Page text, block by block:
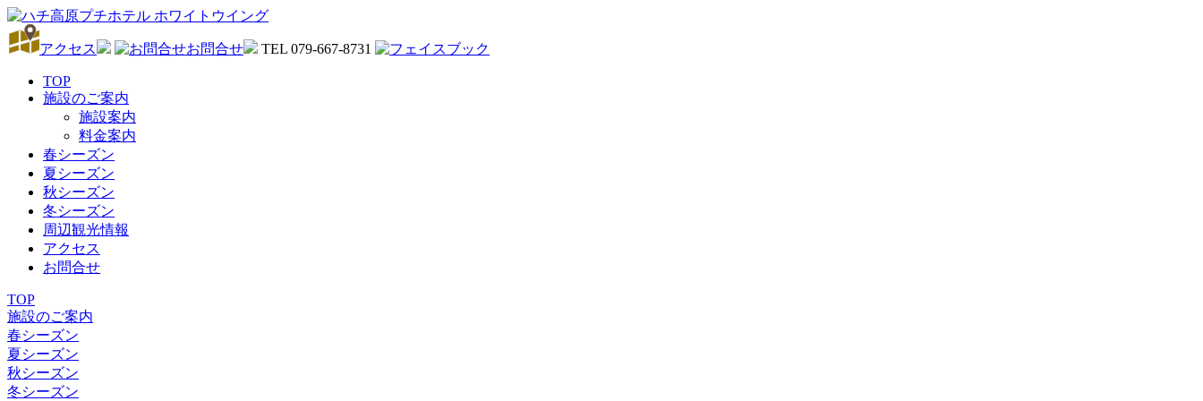
アクセス お問合せ TEL 079-667-8731
TOP
施設のご案内
施設案内
料金案内
春シーズン
夏シーズン
秋シーズン
冬シーズン
周辺観光情報
アクセス
お問合せ
TOP
施設のご案内
春シーズン
夏シーズン
秋シーズン
冬シーズン